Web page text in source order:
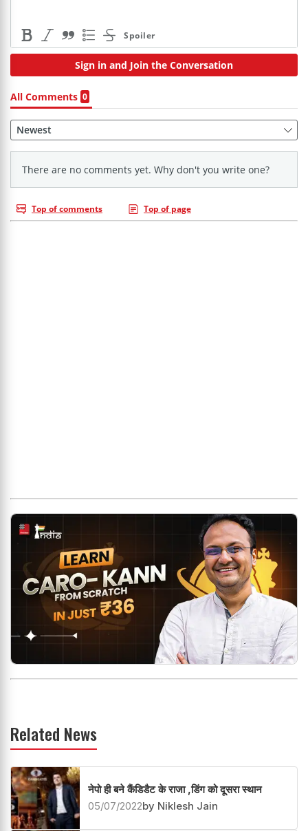
Related News
नेपो ही बने कैंडिडैट के राजा ,डिंग को दूसरा स्थान
05/07/2022by Niklesh Jain